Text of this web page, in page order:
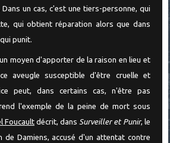
un cas, c'est une tiers-personne, qui
qui obtient réparation alors que dans
punit.
moyen d'apporter de la raison en lieu et
aveugle susceptible d'être cruelle et
peut, dans certains cas, n'être pas
l'exemple de la peine de mort sous
Foucault décrit, dansSurveiller et Punir, le
de Damiens, accusé d'un attentat contre